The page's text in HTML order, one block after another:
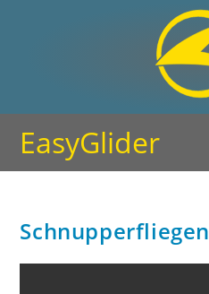
EasyGlider
Schnupperfliegen